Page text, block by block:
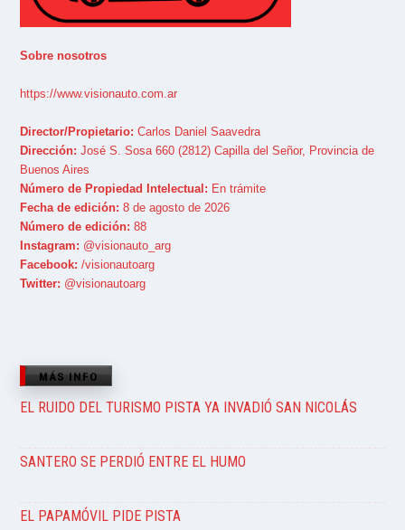
Sobre nosotros
https://www.visionauto.com.ar
Director/Propietario: Carlos Daniel Saavedra
Dirección: José S. Sosa 660 (2812) Capilla del Señor, Provincia de
Buenos Aires
Número de Propiedad Intelectual: En trámite
Fecha de edición: 8 de agosto de 2026
Número de edición: 88
Instagram: @visionauto_arg
Facebook: /visionautoarg
Twitter: @visionautoarg
MÁS INFO
EL RUIDO DEL TURISMO PISTA YA INVADIÓ SAN NICOLÁS
SANTERO SE PERDIÓ ENTRE EL HUMO
EL PAPAMÓVIL PIDE PISTA